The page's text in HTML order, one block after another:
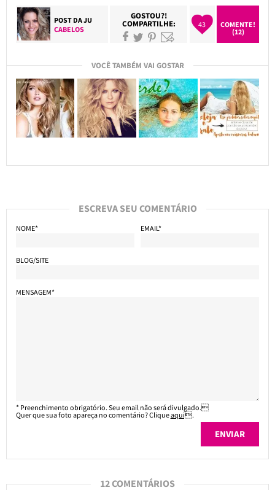
POST DAJU
CABELOS
GOSTOU?!
COMPARTILHE: 43
COMENTE!
(12)
VOCÊ TAMBÉM VAI GOSTAR
ESCREVA SEU COMENTÁRIO
NOME* EMAIL*
BLOG/SITE
MENSAGEM*
* Preenchimento obrigatório. Seu email não será divulgado.
Quer que sua foto apareça no comentário? Cliqueaqui.
12 COMENTÁRIOS